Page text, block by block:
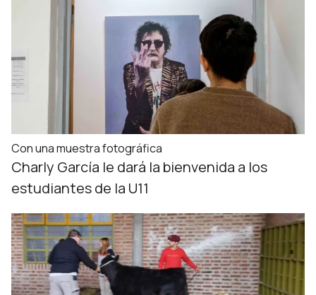
Con una muestra fotográfica
Charly García le dará la bienvenida a los
estudiantes de la U11